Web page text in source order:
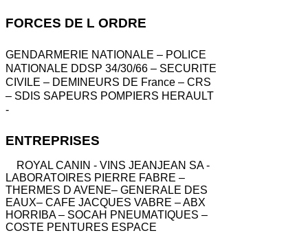
FORCES DE L ORDRE
GENDARMERIE NATIONALE – POLICE
NATIONALE DDSP 34/30/66 – SECURITE
CIVILE – DEMINEURS DE France – CRS
– SDIS SAPEURS POMPIERS HERAULT
-
ENTREPRISES
ROYAL CANIN - VINS JEANJEAN SA -
LABORATOIRES PIERRE FABRE –
THERMES D AVENE– GENERALE DES
EAUX– CAFE JACQUES VABRE – ABX
HORRIBA – SOCAH PNEUMATIQUES –
COSTE PENTURES ESPACE